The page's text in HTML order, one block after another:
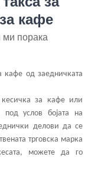
кафе
ми порака
кафе од заедничката
кесичка за кафе или
услов бојата на
делови да се
трговска марка
можете да го